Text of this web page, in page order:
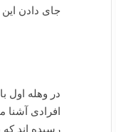
جای دادن این
در وهله اول
افرادی
رسیده اند که